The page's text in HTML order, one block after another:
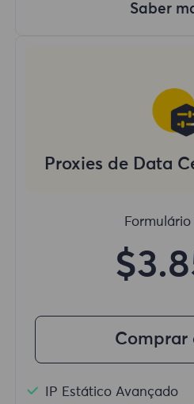
Saber
Proxies de Data
Formulário
Comprar
IP Estático Avançado